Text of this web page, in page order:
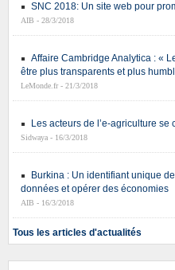
SNC 2018: Un site web pour
AIB - 28/3/2018
Affaire Cambridge Analytica : «
être plus transparents et plus
LeMonde.fr - 21/3/2018
Les acteurs de l’e-agriculture
Sidwaya - 16/3/2018
Burkina : Un identifiant unique
données et opérer des économies
AIB - 16/3/2018
Tous les articles d'actualités